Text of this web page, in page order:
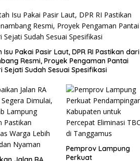
Isu Pakai Pasir Laut, DPR RI Pastikan dari
Resmi, Proyek Pengaman Pantai
Sejati Sudah Sesuai Spesifikasi
Pemprov Lampung
Perkuat